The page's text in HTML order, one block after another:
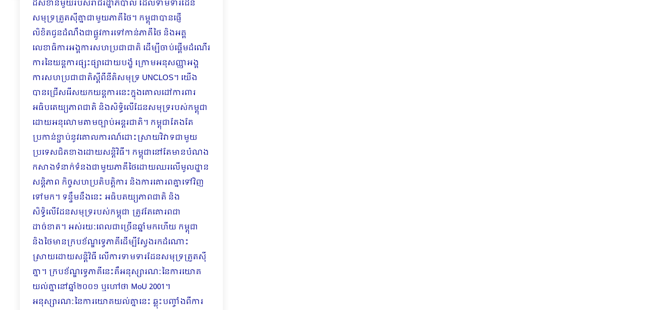
ដ៏សំខាន់មួយរបស់រាជរដ្ឋាភិបាល ដែលទាមទារដែន
សមុទ្រត្រួតស៊ីគ្នាជាមួយភាគីថៃ។ កម្ពុជាបានផ្ញើ
លិខិតជូនដំណឹងជាផ្លូវការទៅកាន់ភាគីថៃ និងអគ្គ
លេខាធិការអង្គការសហប្រជាជាតិ ដើម្បីចាប់ផ្ដើមដំណើរ
ការនៃយន្តការផ្សះផ្សាដោយបង្ខំ ក្រោមអនុសញ្ញាអង្គ
ការសហប្រជាជាតិស្ដីពីនីតិសមុទ្រ UNCLOS។ យើង
បានជ្រើសរើសយកយន្តការនេះក្នុងគោលដៅការពារ
អធិបតេយ្យភាពជាតិ និងសិទ្ធិលើដែនសមុទ្ររបស់កម្ពុជា
ដោយអនុលោមតាមច្បាប់អន្តរជាតិ។ កម្ពុជាតែងតែ
ប្រកាន់ខ្ជាប់នូវគោលការណ៍ដោះស្រាយវិវាទជាមួយ
ប្រទេសជិតខាងដោយសន្តិវិធី។ កម្ពុជានៅតែមានបំណង
កសាងទំនាក់ទំនងជាមួយភាគីថៃដោយឈរលើមូលដ្ឋាន
សន្តិភាព កិច្ចសហប្រតិបត្តិការ និងការគោរពគ្នាទៅវិញ
ទៅមក។ ទន្ទឹមនឹងនេះ អធិបតយ្យភាពជាតិ និង
សិទ្ធិលើដែនសមុទ្ររបស់កម្ពុជា ត្រូវតែគោរពជា
ដាច់ខាត។ អស់រយៈពេលជាច្រើនឆ្នាំមកហើយ កម្ពុជា
និងថៃមានក្របខ័ណ្ឌទ្វេភាគីដើម្បីស្វែងរកដំណោះ
ស្រាយដោយសន្តិវិធី លើការទាមទារដែនសមុទ្រត្រួតស៊ី
គ្នា។ ក្របខ័ណ្ឌទ្វេភាគីនេះគឺអនុស្សារណៈនៃការយោគ
យល់គ្នានៅឆ្នាំ២០០១ ឬហៅថា MoU 2001។
អនុស្សារណៈនៃការយោគយល់គ្នានេះ ឆ្លុះបញ្ចាំងពីការ